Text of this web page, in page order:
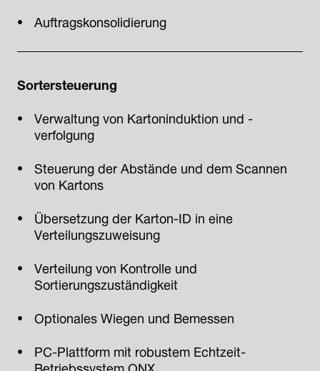
Auftragskonsolidierung
Sortersteuerung
Verwaltung von Kartoninduktion und -
verfolgung
Steuerung der Abstände und dem Scannen
von Kartons
Übersetzung der Karton-ID in eine
Verteilungszuweisung
Verteilung von Kontrolle und
Sortierungszuständigkeit
Optionales Wiegen und Bemessen
PC-Plattform mit robustem Echtzeit-